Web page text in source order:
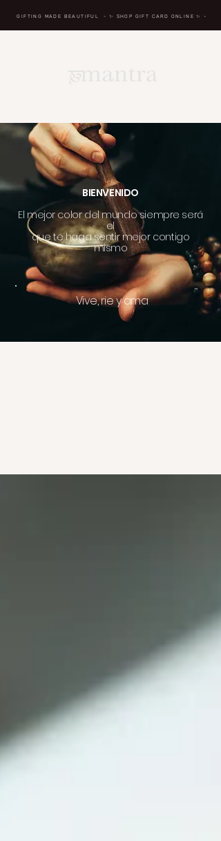
GIFTING MADE BEAUTIFUL - ✨ SHOP GIFT CARD ONLINE✨ -
BIENVENIDO
El mejor color del mundo siempre será
el
que te haga sentir mejor contigo
mismo
Vive, rie y ama